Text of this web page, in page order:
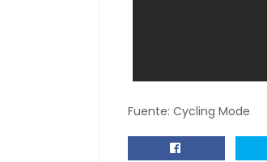
Fuente: Cycling Mode